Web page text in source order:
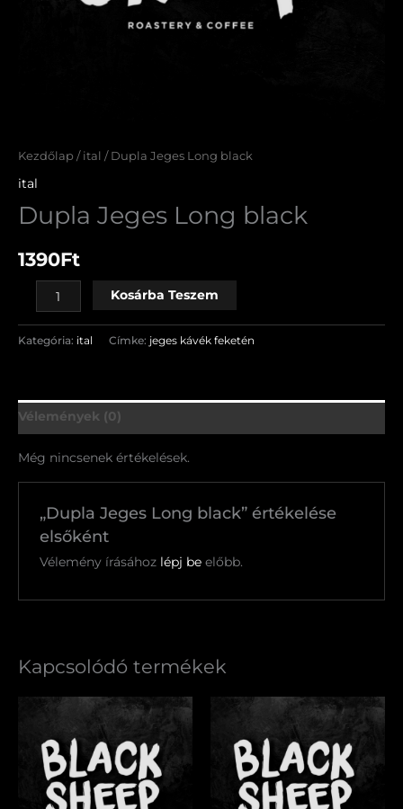
Kezdőlap / ital / Dupla Jeges Long black
ital
Dupla Jeges Long black
1390Ft
Kosárba Teszem
Kategória: ital Címke: jeges kávék feketén
Vélemények (0)
Még nincsenek értékelések.
„Dupla Jeges Long black” értékelése
elsőként
Vélemény írásához lépj beelőbb.
Kapcsolódó termékek
Ristretto
mennyiség
French
mennyiség